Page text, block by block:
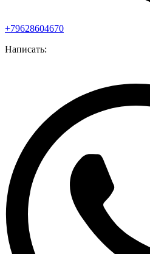
+79628604670
Написать: